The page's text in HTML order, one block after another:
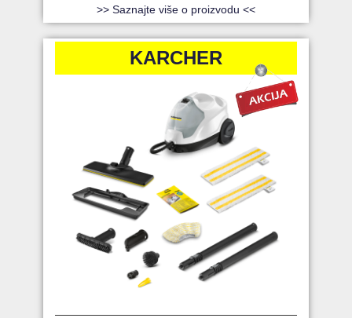
>> Saznajte više o proizvodu <<
KARCHER